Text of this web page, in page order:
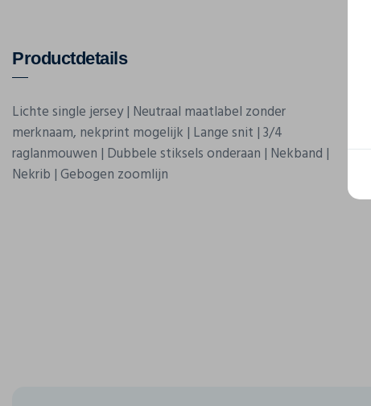
Productdetails
Lichte single jersey | Neutraal maatlabel zonder
merknaam, nekprint mogelijk | Lange snit | 3/4
raglanmouwen | Dubbele stiksels onderaan | Nekband |
Nekrib | Gebogen zoomlijn